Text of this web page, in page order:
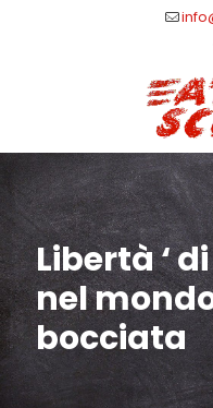
Libertà ‘
nel
bocciata